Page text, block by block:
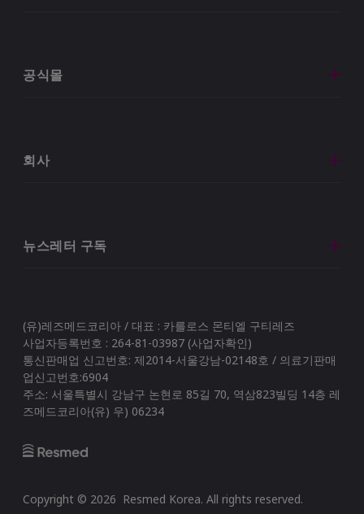
공식몰
회사
뉴스레터 구독
(유)레즈메드코리아 / 대표 : 카를로스 몬티엘 구티레즈
사업자등록번호 : 264-81-03987 (사업자확인)
통신판매업 신고번호: 제2014-서울강남-02148호 / 의료기판매
업신고번호:6904
주소: 서울특별시 강남구 논현로 85길 70, 역삼823빌딩 14층 레
즈메드코리아(유) 우) 06234
Copyright © 2026 Resmed Korea. All rights reserved.